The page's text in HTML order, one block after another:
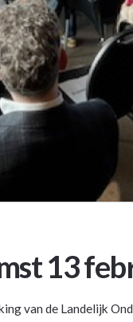
13
van de Landelijk